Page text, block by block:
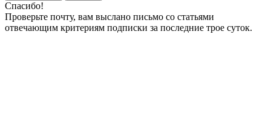
Спасибо!
Проверьте почту, вам выслано письмо со статьями
отвечающим критериям подписки за последние трое суток.